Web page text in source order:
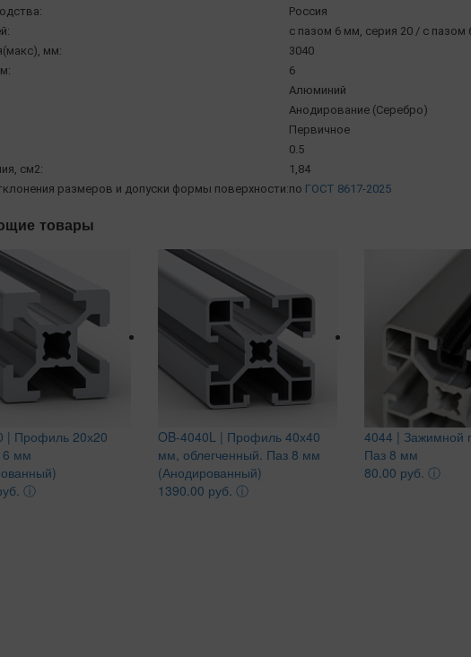
Россия
с пазом 6 мм, серия 20 / с пазом
мм:
3040
6
Алюминий
Анодирование (Серебро)
Первичное
0.5
см2:
1,84
размеров и допуски формы поверхности:по ГОСТ 8617-2025
товары
| Профиль 20х20
6 мм
ⓘ
OB-4040L | Профиль 40х40
мм, облегченный. Паз 8 мм
(Анодированный)
1390.00 руб.ⓘ
4044 | Зажимной
Паз 8 мм
80.00 руб. ⓘ